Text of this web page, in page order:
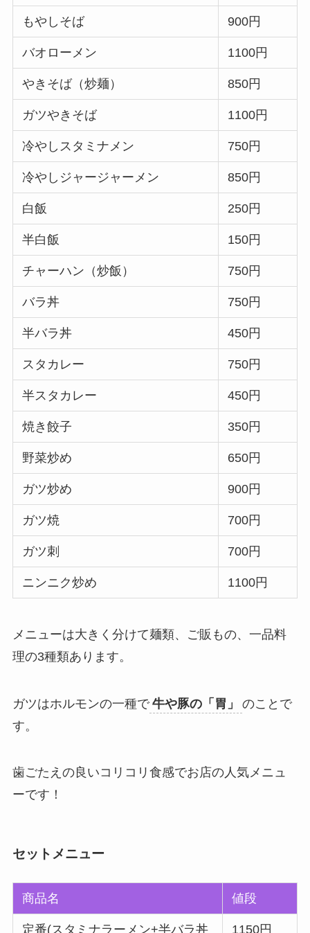
もやしそば 900円
バオローメン 1100円
やきそば（炒麺） 850円
ガツやきそば 1100円
冷やしスタミナメン 750円
冷やしジャージャーメン 850円
白飯 250円
半白飯 150円
チャーハン（炒飯） 750円
バラ丼 750円
半バラ丼 450円
スタカレー 750円
半スタカレー 450円
焼き餃子 350円
野菜炒め 650円
ガツ炒め 900円
ガツ焼 700円
ガツ刺 700円
ニンニク炒め 1100円
メニューは大きく分けて麺類、ご販もの、一品料
理の3種類あります。
ガツはホルモンの一種で 牛や豚の「胃」
のことで
す。
歯ごたえの良いコリコリ食感でお店の人気メニュ
ーです！
セットメニュー
商品名 値段
定番(スタミナラーメン+半バラ丼 1150円